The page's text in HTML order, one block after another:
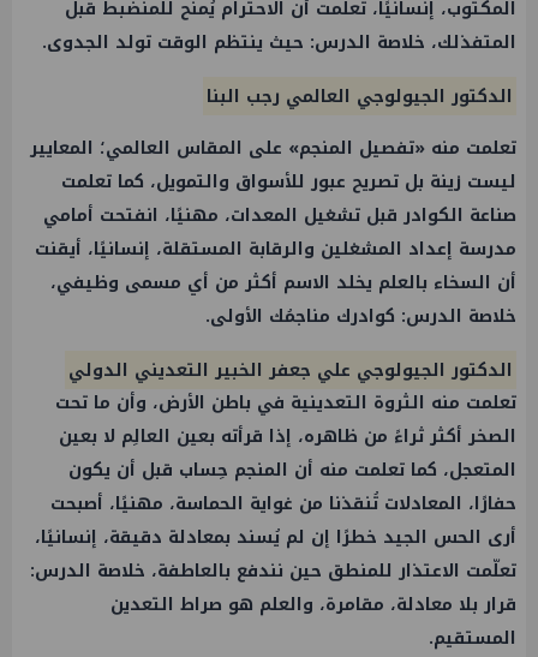
المكتوب، إنسانيًا، تعلمت أن الاحترام يُمنح للمنضبط قبل
المتفذلك، خلاصة الدرس: حيث ينتظم الوقت تولد الجدوى.
الدكتور الجيولوجي العالمي رجب البنا
تعلمت منه «تفصيل المنجم» على المقاس العالمي؛ المعايير
ليست زينة بل تصريح عبور للأسواق والتمويل، كما تعلمت
صناعة الكوادر قبل تشغيل المعدات، مهنيًا، انفتحت أمامي
مدرسة إعداد المشغلين والرقابة المستقلة، إنسانيًا، أيقنت
أن السخاء بالعلم يخلد الاسم أكثر من أي مسمى وظيفي،
خلاصة الدرس: كوادرك مناجمُك الأولى.
الدكتور الجيولوجي علي جعفر الخبير التعديني الدولي
تعلمت منه الثروة التعدينية في باطن الأرض، وأن ما تحت
الصخر أكثر ثراءً من ظاهره، إذا قرأته بعين العالِم لا بعين
المتعجل، كما تعلمت منه أن المنجم حِساب قبل أن يكون
حفارًا، المعادلات تُنقذنا من غواية الحماسة، مهنيًا، أصبحت
أرى الحس الجيد خطرًا إن لم يُسند بمعادلة دقيقة، إنسانيًا،
تعلّمت الاعتذار للمنطق حين نندفع بالعاطفة، خلاصة الدرس:
قرار بلا معادلة، مقامرة، والعلم هو صراط التعدين
المستقيم.